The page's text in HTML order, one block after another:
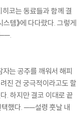
히코는 동료들과 함께 결
템》에 다다랐다. 그렇게
──.
는 공주를 깨워서 해피
진 건 궁극적이라고도 할
. 하지만 결코 이대로 끝
택했다. ──설령 훗날 내